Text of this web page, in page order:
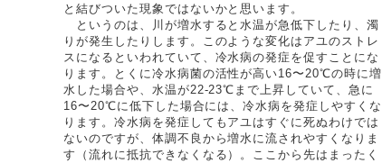
と結びついた現象ではないかと思います。
というのは、川が増水すると水温が急低下したり、濁
りが発生したりします。このような変化はアユのストレ
スになるといわれていて、冷水病の発症を促すことにな
ります。とくに冷水病菌の活性が高い16〜20℃の時に増
水した場合や、水温が22-23℃まで上昇していて、急に
16〜20℃に低下した場合には、冷水病を発症しやすくな
ります。冷水病を発症してもアユはすぐに死ぬわけでは
ないのですが、体調不良から増水に流されやすくなりま
す（流れに抵抗できなくなる）。ここから先はまったく